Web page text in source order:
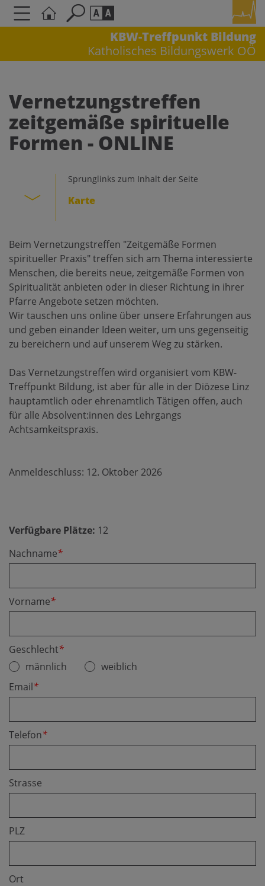
KBW-Treffpunkt Bildung
Katholisches Bildungswerk OÖ
Schriftgröße
AAA
Vernetzungstreffen
zeitgemäße spirituelle
Formen - ONLINE
Sprunglinks zum Inhalt der Seite
Karte
Beim Vernetzungstreffen "Zeitgemäße Formen
spiritueller Praxis" treffen sich am Thema interessierte
Menschen, die bereits neue, zeitgemäße Formen von
Spiritualität anbieten oder in dieser Richtung in ihrer
Pfarre Angebote setzen möchten.
Wir tauschen uns online über unsere Erfahrungen aus
und geben einander Ideen weiter, um uns gegenseitig
zu bereichern und auf unserem Weg zu stärken.
Das Vernetzungstreffen wird organisiert vom KBW-
Treffpunkt Bildung, ist aber für alle in der Diözese Linz
hauptamtlich oder ehrenamtlich Tätigen offen, auch
für alle Absolvent:innen des Lehrgangs
Achtsamkeitspraxis.
Anmeldeschluss: 12. Oktober 2026
Verfügbare Plätze: 12
Nachname*
Vorname*
Geschlecht*
männlich
weiblich
Email*
Telefon*
Strasse
PLZ
Ort